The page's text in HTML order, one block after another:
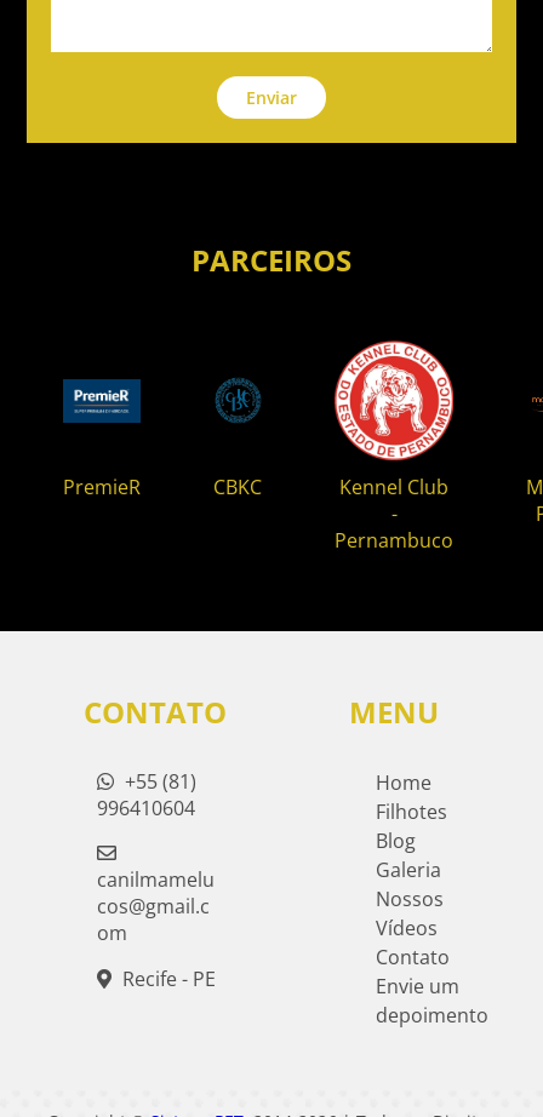
Enviar
PARCEIROS
PremieR CBKC
Kennel Club
-
Pernambuco
CONTATO
+55 (81)
996410604
canilmamelu
cos@gmail.c
om
Recife - PE
MENU
Home
Filhotes
Blog
Galeria
Nossos
Vídeos
Contato
Envie um
depoimento